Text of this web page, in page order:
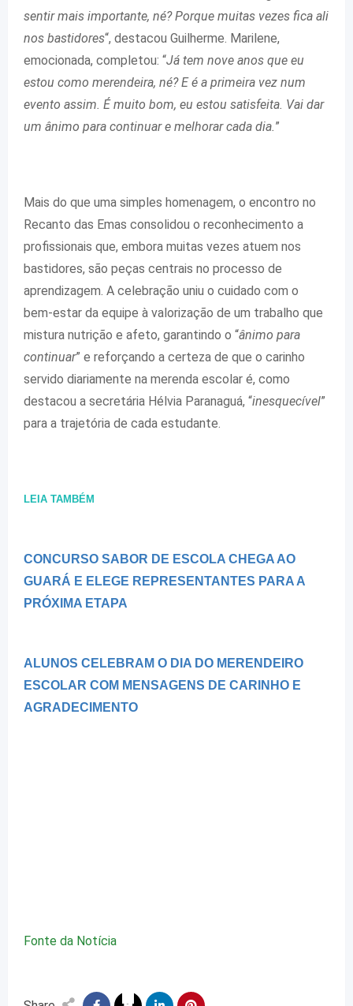
sentir mais importante, né? Porque muitas vezes fica ali
nos bastidores“, destacou Guilherme. Marilene,
emocionada, completou: “Já tem nove anos que eu
estou como merendeira, né? E é a primeira vez num
evento assim. É muito bom, eu estou satisfeita. Vai dar
um ânimo para continuar e melhorar cada dia.”
Mais do que uma simples homenagem, o encontro no
Recanto das Emas consolidou o reconhecimento a
profissionais que, embora muitas vezes atuem nos
bastidores, são peças centrais no processo de
aprendizagem. A celebração uniu o cuidado com o
bem-estar da equipe à valorização de um trabalho que
mistura nutrição e afeto, garantindo o “ânimo para
continuar” e reforçando a certeza de que o carinho
servido diariamente na merenda escolar é, como
destacou a secretária Hélvia Paranaguá, “inesquecível”
para a trajetória de cada estudante.
LEIA TAMBÉM
CONCURSO SABOR DE ESCOLA CHEGA AO
GUARÁ E ELEGE REPRESENTANTES PARA A
PRÓXIMA ETAPA
ALUNOS CELEBRAM O DIA DO MERENDEIRO
ESCOLAR COM MENSAGENS DE CARINHO E
AGRADECIMENTO
Fonte da Notícia